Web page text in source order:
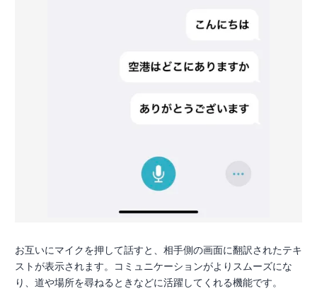
お互いにマイクを押して話すと、相手側の画面に翻訳されたテキ
ストが表示されます。コミュニケーションがよりスムーズにな
り、道や場所を尋ねるときなどに活躍してくれる機能です。